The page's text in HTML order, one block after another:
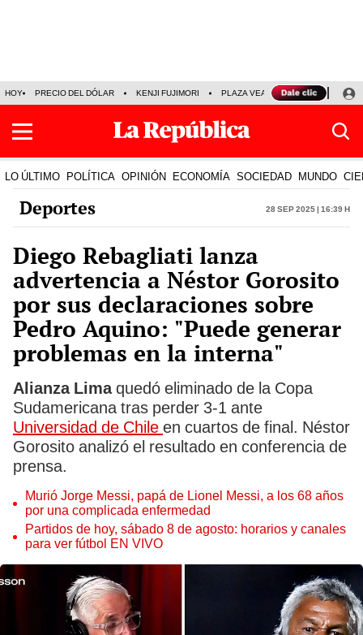
HOY PRECIO DEL DÓLAR KENJI FUJIMORI PLAZA VEA FERIADOS
LO ÚLTIMO POLÍTICA OPINIÓN ECONOMÍA SOCIEDAD MUNDO
Deportes 28 Sep 2025 | 16:39 h
Diego Rebagliati lanza
advertencia a Néstor Gorosito
por sus declaraciones sobre
Pedro Aquino: "Puede generar
problemas en la interna"
Alianza Limaquedó eliminado de la Copa
Sudamericana tras perder 3-1 ante
Universidad de Chile en cuartos de final. Néstor
Gorosito analizó el resultado en conferencia de
prensa.
Murió Jorge Messi, papá de Lionel Messi, a los 68 años
por una complicada enfermedad
Partidos de hoy, sábado 8 de agosto: horarios y canales
para ver fútbol EN VIVO